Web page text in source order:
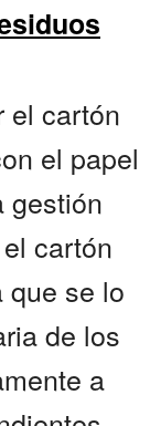
el cartón
el papel
gestión
cartón
que se lo
de los
a